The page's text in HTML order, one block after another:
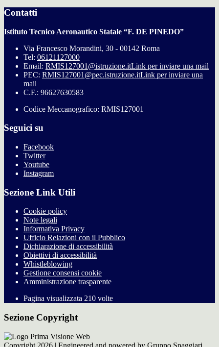
Contatti
Istituto Tecnico Aeronautico Statale “F. DE PINEDO”
Via Francesco Morandini, 30 - 00142 Roma
Tel: 06121127000
Email: RMIS127001@istruzione.itLink per inviare una mail
PEC: RMIS127001@pec.istruzione.itLink per inviare una
mail
C.F.: 96627630583
Codice Meccanografico: RMIS127001
Seguici su
Facebook
Twitter
Youtube
Instagram
Sezione Link Utili
Cookie policy
Note legali
Informativa Privacy
Ufficio Relazioni con il Pubblico
Dichiarazione di accessibilità
Obiettivi di accessibilità
Whistleblowing
Gestione consensi cookie
Amministrazione trasparente
Pagina visualizzata 210 volte
Sezione Copyright
Copyright 2026 | Engineered and powered by Gruppo Spaggiari